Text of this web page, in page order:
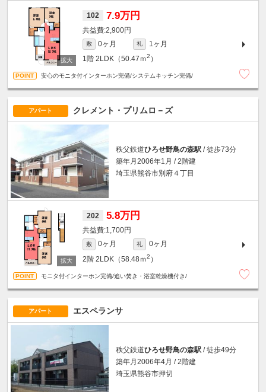
102 7.9万円
2,900円
敷 0ヶ月 礼
1ヶ月
1階 2LDK（50.47ｍ2 ）
安心のモニタ付インターホン完備/システムキッチン完備/
アパート クレメント・プリムロ－ズ
秩父鉄道ひろせ野鳥の森駅 / 徒歩73分
築年月2006年1月 / 2階建
埼玉県熊谷市別府４丁目
202 5.8万円
1,700円
敷 0ヶ月 礼
0ヶ月
2階 2LDK（58.48ｍ2 ）
モニタ付インターホン完備/追い焚き・浴室乾燥機付き/
アパート エスペランサ
秩父鉄道ひろせ野鳥の森駅 / 徒歩49分
築年月2006年4月 / 2階建
埼玉県熊谷市押切